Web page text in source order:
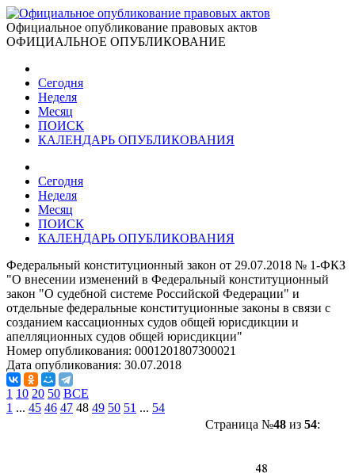
Официальное опубликование правовых актов
ОФИЦИАЛЬНОЕ ОПУБЛИКОВАНИЕ
Сегодня
Неделя
Месяц
ПОИСК
КАЛЕНДАРЬ ОПУБЛИКОВАНИЯ
Сегодня
Неделя
Месяц
ПОИСК
КАЛЕНДАРЬ ОПУБЛИКОВАНИЯ
Федеральный конституционный закон от 29.07.2018 № 1-ФКЗ
"О внесении изменений в Федеральный конституционный
закон "О судебной системе Российской Федерации" и
отдельные федеральные конституционные законы в связи с
созданием кассационных судов общей юрисдикции и
апелляционных судов общей юрисдикции"
Номер опубликования: 0001201807300021
Дата опубликования: 30.07.2018
1 10 20 50 ВСЕ
1 ... 45 46 47 48 49 50 51 ... 54
Страница №48из 54: